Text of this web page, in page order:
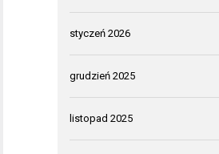
styczeń 2026
grudzień 2025
listopad 2025